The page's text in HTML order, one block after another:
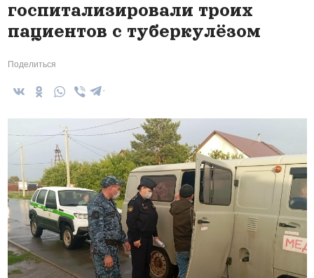
госпитализировали троих
пациентов с туберкулёзом
Поделиться